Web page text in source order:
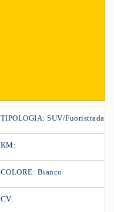
TIPOLOGIA: SUV/Fuoristrada
KM:
COLORE: Bianco
CV: